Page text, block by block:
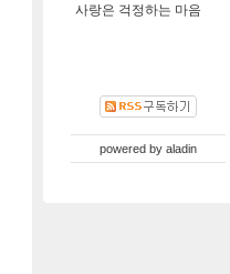
사랑은 걱정하는 마음
powered by aladin